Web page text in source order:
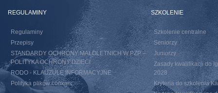
REGULAMINY
Regulaminy
Przepisy
STANDARDY OCHRONY MAŁOLETNICH W PZP –
POLITYKA OCHRONY DZIECI
RODO - KLAUZULE INFORMACYJNE
Polityka plików cookies
SZKOLENIE
Szkolenie centralne
Seniorzy
Juniorzy
Zasady kwalifikacji do
2028
Kryteria do szkolenia